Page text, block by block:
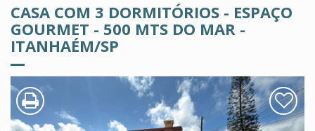
CASA COM 3 DORMITÓRIOS - ESPAÇO
GOURMET - 500 MTS DO MAR -
ITANHAÉM/SP